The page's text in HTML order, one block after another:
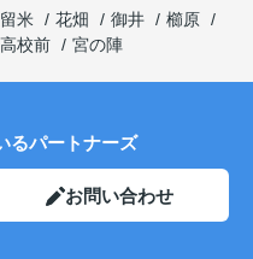
米 花畑 御井
櫛原
校前 宮の陣
パートナーズ
お問い合わせ